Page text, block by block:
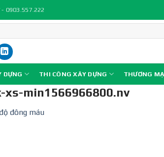
0903.557.222
DỰNG THI CÔNG XÂY DỰNG THƯƠNG
min1566966800.nv
đông máu